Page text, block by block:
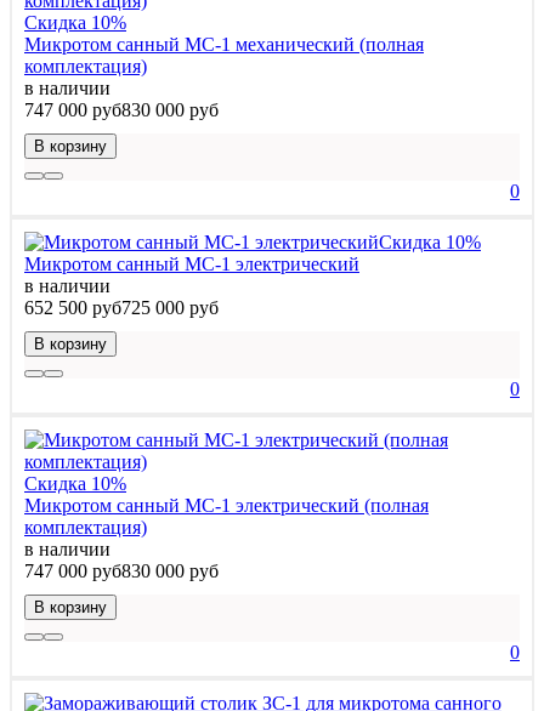
Скидка 10%
Микротом санный МС-1 механический (полная
комплектация)
в наличии
747 000 руб830 000 руб
В корзину
0
Скидка 10%
Микротом санный МС-1 электрический
в наличии
652 500 руб725 000 руб
В корзину
0
Скидка 10%
Микротом санный МС-1 электрический (полная
комплектация)
в наличии
747 000 руб830 000 руб
В корзину
0